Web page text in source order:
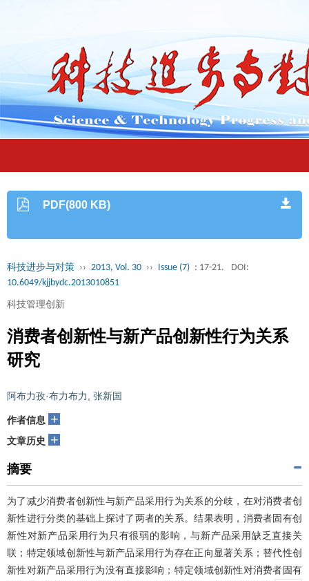
PDF(800 KB)
科技进步与对策 ›› 2013, Vol. 30 ›› Issue (7) : 17-21.
DOI:
10.6049/kjjbydc.2013010851
科技管理创新
消费者创新性与新产品创新性行为关系
研究
阿布力孜·布力布力 张新国
作者信息 +
文章历史 +
摘要
为了减少消费者创新性与新产品采用行为关系的分歧，在对消费者创
新性进行分类的基础上探讨了两者的关系。结果表明，消费者固有创
新性对新产品采用行为只有很弱的影响，与新产品采用缺乏直接关
联；特定领域创新性与新产品采用行为存在正向显著关系；替代性创
新性对新产品采用行为没有直接影响；特定领域创新性对消费者固有